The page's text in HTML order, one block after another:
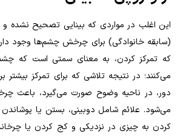
این اغلب در مواردی که بینایی تصحیح نشده و
(سابقه خانوادگی) برای چرخش چشم‌ها وجود
که تمرکز کردن، به معنای سمتی است که
می‌کنند؛ در نتیجه تلاشی که برای تمرکز بیشتر
دور، در ناحیه وضوح صورت می‌گیرد، باعث
می‌شود. علائم شامل دوبینی، بستن یا
کردن به چیزی در نزدیکی و کج کردن یا